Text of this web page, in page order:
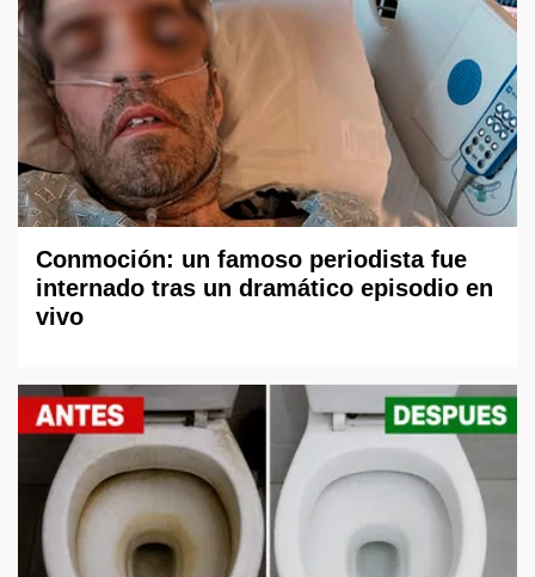
Conmoción: un famoso periodista fue
internado tras un dramático episodio en
vivo